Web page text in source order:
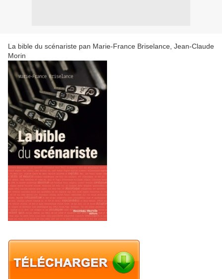
La bible du scénariste pan Marie-France Briselance, Jean-Claude
Morin